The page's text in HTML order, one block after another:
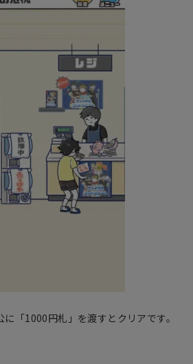
「1000円札」を渡すとクリアです。